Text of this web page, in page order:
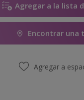
Agregar a la lista
Encontrar una
Agregar a